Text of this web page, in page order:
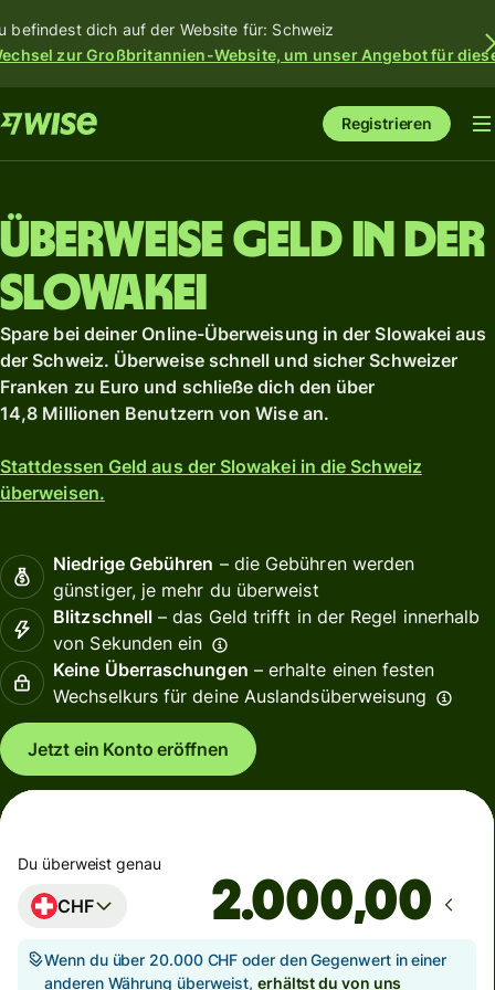
befindest dich auf der Website für: Schweiz
zur Großbritannien-Website, um unser Angebot für
Registrieren
Überweise Geld in der
Slowakei
Spare bei deiner Online-Überweisung in der Slowakei aus
der Schweiz. Überweise schnell und sicher Schweizer
Franken zu Euro und schließe dich den über
14,8 Millionen Benutzern von Wise an.
Stattdessen Geld aus der Slowakei in die Schweiz
überweisen.
Niedrige Gebühren – die Gebühren werden
günstiger, je mehr du überweist
Blitzschnell – das Geld trifft in der Regel innerhalb
von Sekunden ein
Keine Überraschungen – erhalte einen festen
Wechselkurs für deine Auslandsüberweisung
Jetzt ein Konto eröffnen
Du überweist genau
CHF ,00
Wenn du über 20.000 CHF oder den Gegenwert in einer
anderen Währung überweist, erhältst du von uns